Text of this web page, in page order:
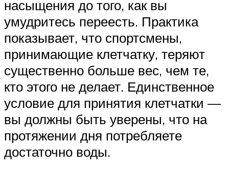
насыщения до того, как вы
умудритесь переесть. Практика
показывает, что спортсмены,
принимающие клетчатку, теряют
существенно больше вес, чем те,
кто этого не делает. Единственное
условие для принятия клетчатки —
вы должны быть уверены, что на
протяжении дня потребляете
достаточно воды.